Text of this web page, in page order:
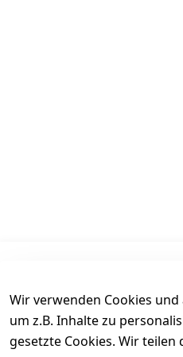
Wir verwenden Cookies
um z.B. Inhalte zu
gesetzte Cookies. Wir
AGB
Datenschutz